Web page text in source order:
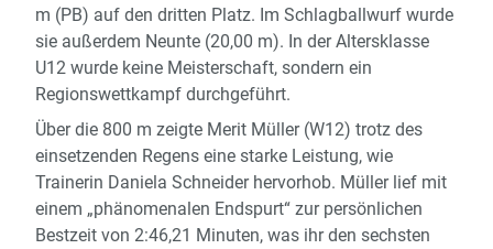
m (PB) auf den dritten Platz. Im Schlagballwurf wurde
sie außerdem Neunte (20,00 m). In der Altersklasse
U12 wurde keine Meisterschaft, sondern ein
Regionswettkampf durchgeführt.
Über die 800 m zeigte Merit Müller (W12) trotz des
einsetzenden Regens eine starke Leistung, wie
Trainerin Daniela Schneider hervorhob. Müller lief mit
einem „phänomenalen Endspurt“ zur persönlichen
Bestzeit von 2:46,21 Minuten, was ihr den sechsten